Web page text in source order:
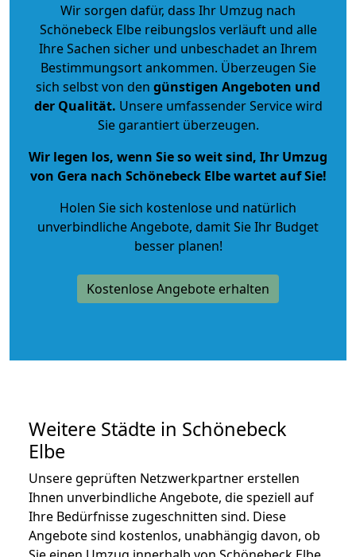
Wir sorgen dafür, dass Ihr Umzug nach
Schönebeck Elbe reibungslos verläuft und alle
Ihre Sachen sicher und unbeschadet an Ihrem
Bestimmungsort ankommen. Überzeugen Sie
sich selbst von den günstigen Angeboten und
der Qualität. Unsere umfassender Service wird
Sie garantiert überzeugen.
Wir legen los, wenn Sie so weit sind, Ihr Umzug
von Gera nach Schönebeck Elbe wartet auf Sie!
Holen Sie sich kostenlose und natürlich
unverbindliche Angebote, damit Sie Ihr Budget
besser planen!
Kostenlose Angebote erhalten
Weitere Städte in Schönebeck
Elbe
Unsere geprüften Netzwerkpartner erstellen
Ihnen unverbindliche Angebote, die speziell auf
Ihre Bedürfnisse zugeschnitten sind. Diese
Angebote sind kostenlos, unabhängig davon, ob